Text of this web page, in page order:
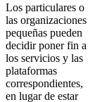
Los particulares o
las organizaciones
pequeñas pueden
decidir poner fin a
los servicios y las
plataformas
correspondientes,
en lugar de estar